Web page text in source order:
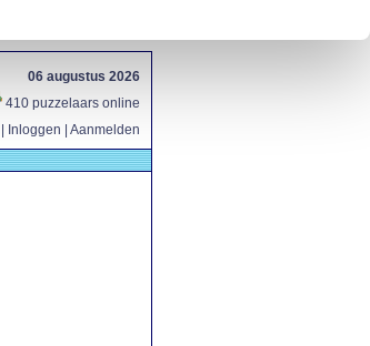
06 augustus 2026
410 puzzelaars online
Inloggen Aanmelden